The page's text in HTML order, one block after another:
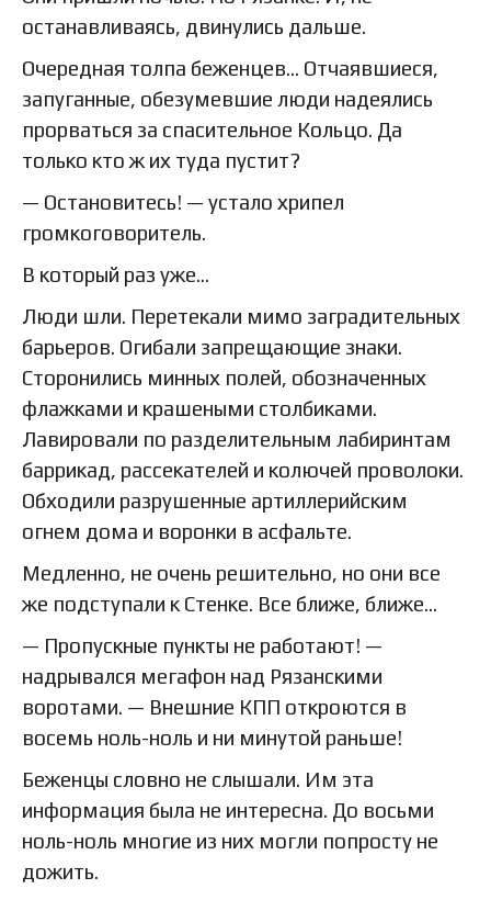
останавливаясь, двинулись дальше.
Очередная толпа беженцев… Отчаявшиеся,
запуганные, обезумевшие люди надеялись
прорваться за спасительное Кольцо. Да
только кто ж их туда пустит?
— Остановитесь! — устало хрипел
громкоговоритель.
В который раз уже…
Люди шли. Перетекали мимо заградительных
барьеров. Огибали запрещающие знаки.
Сторонились минных полей, обозначенных
флажками и крашеными столбиками.
Лавировали по разделительным лабиринтам
баррикад, рассекателей и колючей проволоки.
Обходили разрушенные артиллерийским
огнем дома и воронки в асфальте.
Медленно, не очень решительно, но они все
же подступали к Стенке. Все ближе, ближе…
— Пропускные пункты не работают! —
надрывался мегафон над Рязанскими
воротами. — Внешние КПП откроются в
восемь ноль-ноль и ни минутой раньше!
Беженцы словно не слышали. Им эта
информация была не интересна. До восьми
ноль-ноль многие из них могли попросту не
дожить.